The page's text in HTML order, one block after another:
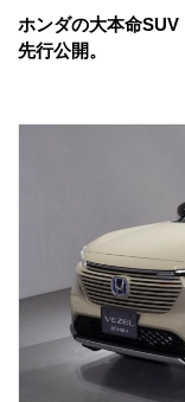
ホンダの大本命
先行公開。